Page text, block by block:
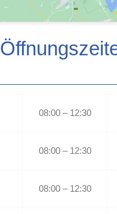
08:00 – 12:30
08:00 – 12:30
08:00 – 12:30